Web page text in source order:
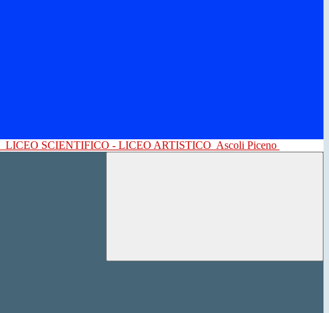
LICEO SCIENTIFICO - LICEO ARTISTICO Ascoli Piceno